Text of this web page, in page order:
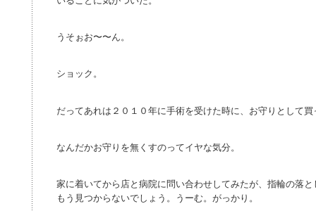
うそぉお〜〜ん。
ショック。
だってあれは２０１０年に手術を受けた時に、お守りとして
なんだかお守りを無くすのってイヤな気分。
家に着いてから店と病院に問い合わせしてみたが、指輪の落
もう見つからないでしょう。うーむ。がっかり。